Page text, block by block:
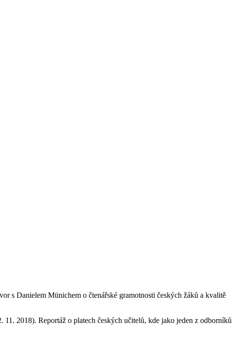
s Danielem Münichem o čtenářské gramotnosti českých žáků a kvalitě
11. 2018). Reportáž o platech českých učitelů, kde jako jeden z odborníků